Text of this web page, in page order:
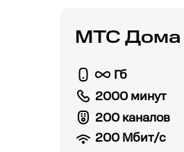
МТС Дома
Гб
2000 минут
200 каналов
200 Мбит/с